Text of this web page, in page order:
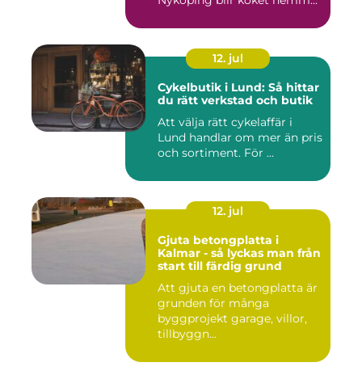
12. jul
Cykelbutik i Lund: Så hittar
du rätt verkstad och butik
Att välja rätt cykelaffär i
Lund handlar om mer än pris
och sortiment. För ...
12. jul
Gjuta betongplatta i
Kalmar - så lyckas man från
start till färdig grund
Att gjuta en betongplatta är
grunden för många
byggprojekt garage, villor,
tillbyggn...